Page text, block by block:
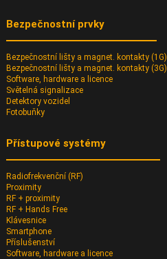
Bezpečnostní prvky
Bezpečnostní lišty a magnet. kontakty (1G)
Bezpečnostní lišty a magnet. kontakty (3G)
Software, hardware a licence
Světelná signalizace
Detektory vozidel
Fotobuňky
Přístupové systémy
Radiofrekvenční (RF)
Proximity
RF + proximity
RF + Hands Free
Klávesnice
Smartphone
Příslušenství
Software, hardware a licence